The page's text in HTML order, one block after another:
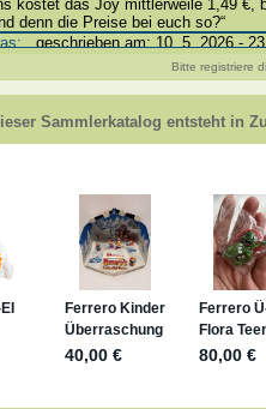
kostet das Joy mittlerweile 1,49 €,
denn die Preise bei euch so?“
geschrieben am: 10. 5. 2026 -
geschrieben am: 10. 5.
www.ue-ei-portal-
sollte zur Strafe die nächsten 3
Figuren VC307, 310, 318 und 326
hat die leider weggeworfen
geschrieben am: 29. 4. 2026 -
einladung/
geschrieben am: 28. 4. 2026 -
jetzt fällt es mir auch ein
geschrieben am: 28. 4.
ich das in Erinnerung ... oder?
Bitte registriere
Sammlerkatalog entsteht in